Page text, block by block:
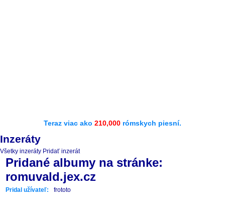
Teraz viac ako 210,000 rómskych piesní.
Inzeráty
Všetky inzeráty Pridať inzerát
Pridané albumy na stránke:
romuvald.jex.cz
Pridal užívateľ: frototo